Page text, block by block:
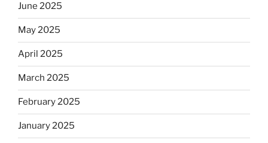
June 2025
May 2025
April 2025
March 2025
February 2025
January 2025